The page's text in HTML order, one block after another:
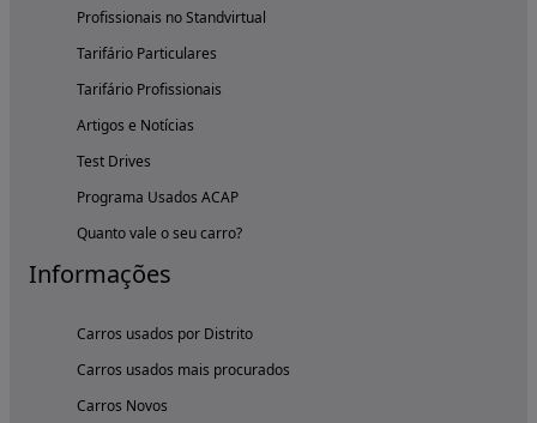
Profissionais no Standvirtual
Tarifário Particulares
Tarifário Profissionais
Artigos e Notícias
Test Drives
Programa Usados ACAP
Quanto vale o seu carro?
Informações
Carros usados por Distrito
Carros usados mais procurados
Carros Novos